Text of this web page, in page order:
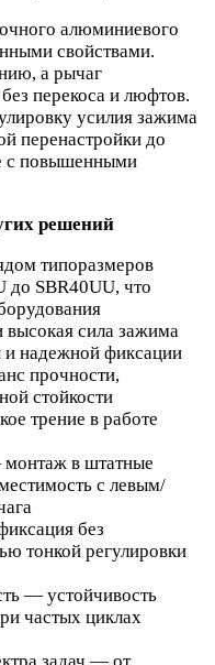
алюминиевого
свойствами.
а рычаг
перекоса и люфтов.
усилия зажима
перенастройки до
с повышенными
решений
типоразмеров
до SBR40UU, что
высокая сила зажима
и надежной фиксации
прочности,
стойкости
трение в работе
монтаж в штатные
с левым/
без
тонкой регулировки
— устойчивость
частых циклах
задач — от